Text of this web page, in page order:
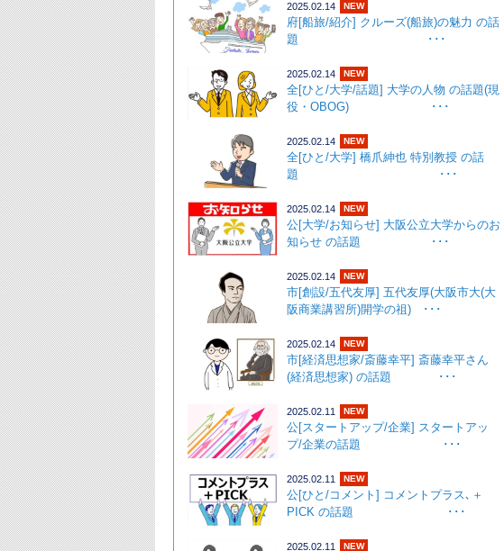
2025.02.14 NEW
府[船旅/紹介] クルーズ(船旅)の魅力 の話
題 ･･･
2025.02.14 NEW
全[ひと/大学/話題] 大学の人物 の話題(現
役・OBOG) ･･･
2025.02.14 NEW
全[ひと/大学] 橋爪紳也 特別教授 の話
題 ･･･
2025.02.14 NEW
公[大学/お知らせ] 大阪公立大学からのお
知らせ の話題 ･･･
2025.02.14 NEW
市[創設/五代友厚] 五代友厚(大阪市大(大
阪商業講習所)開学の祖) ･･･
2025.02.14 NEW
市[経済思想家/斎藤幸平] 斎藤幸平さん
(経済思想家) の話題 ･･･
2025.02.11 NEW
公[スタートアップ/企業] スタートアッ
プ/企業の話題 ･･･
2025.02.11 NEW
公[ひと/コメント] コメントプラス､＋
PICK の話題 ･･･
2025.02.11 NEW